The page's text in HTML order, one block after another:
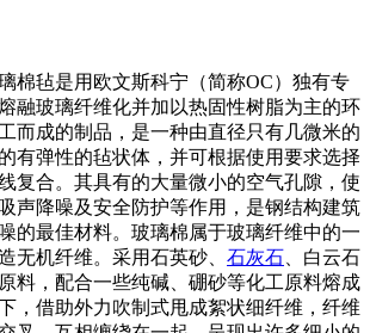
棉毡是用欧文斯科宁（简称OC）独有专
融玻璃纤维化并加以热固性树脂为主的环
而成的制品，是一种由直径只有几微米的
有弹性的毡状体，并可根据使用要求选择
复合。其具有的大量微小的空气孔隙，使
声降噪及安全防护等作用，是钢结构建筑
的最佳材料。玻璃棉属于玻璃纤维中的一
无机纤维。采用石英砂、 石灰石 、白云石
料，配合一些纯碱、硼砂等化工原料熔成
，借助外力吹制式甩成絮状细纤维，纤维